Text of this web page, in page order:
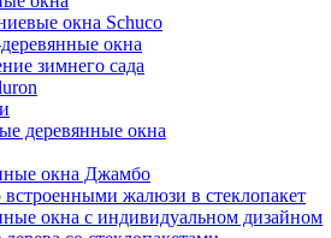
окна Schuco
окна
зимнего сада
деревянные окна
окна Джамбо
жалюзи в стеклопакет
окна с индивидуальном дизайном